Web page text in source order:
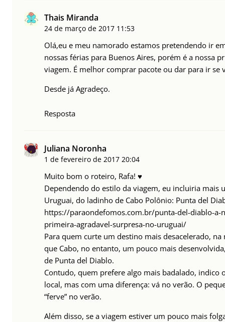
Thais Miranda
24 de março de 2017 11:53
Olá,eu e meu namorado estamos pretendendo ir
nossas férias para Buenos Aires, porém é a nossa
viagem. É melhor comprar pacote ou dar para ir se
Desde já Agradeço.
Resposta
Juliana Noronha
1 de fevereiro de 2017 20:04
Muito bom o roteiro, Rafa! ♥
Dependendo do estilo da viagem, eu incluiria mais
Uruguai, do ladinho de Cabo Polônio: Punta del
https://paraondefomos.com.br/punta-del-diablo-a-
primeira-agradavel-surpresa-no-uruguai/
Para quem curte um destino mais desacelerado, na
que Cabo, no entanto, um pouco mais
de Punta del Diablo.
Contudo, quem prefere algo mais badalado, indico
local, mas com uma diferença: vá no verão. O
“ferve” no verão.
Além disso, se a viagem estiver um pouco mais